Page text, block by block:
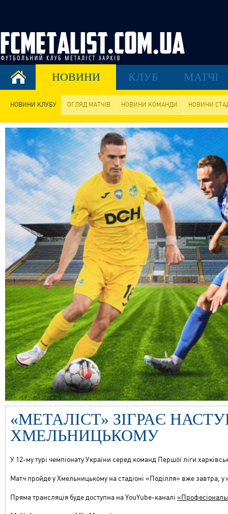
НОВИНИ КЛУБ МАТЧІ
НОВИНИ КЛУБУ ОГЛЯД МАТЧІВ НОВИНИ КОМАНДИ НОВИНИ
«МЕТАЛІСТ» ЗІГРАЄ
ХМЕЛЬНИЦЬКОМУ
У 12-му турі чемпіонату України серед команд Першої ліги
Матч пройде у Хмельницькому на стадіоні «Поділля» вже завтра,
Пряма трансляція буде доступна на YouYube-каналі «